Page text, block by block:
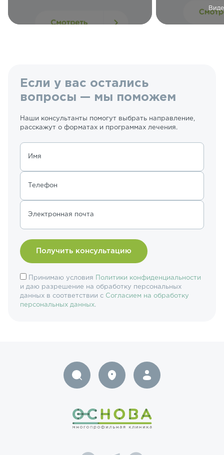
Если у вас остались
вопросы — мы поможем
Наши консультанты помогут выбрать направление,
расскажут о форматах и программах лечения.
Имя
Телефон
Электронная почта
Принимаю условия
Политики конфиденциальности
и даю разрешение на обработку персональных
данных в соответствии с Согласием на обработку
персональных данных.